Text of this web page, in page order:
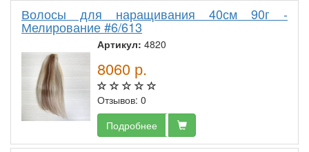
Волосы для наращивания 40см 90г -
Мелирование #6/613
Артикул: 4820
8060 р.
Отзывов: 0
Подробнее